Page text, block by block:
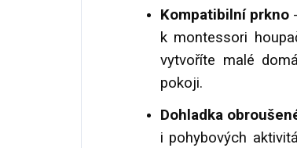
Kompatibilní prkno
k montessori
vytvoříte malé
pokoji.
Dohladka
i pohybových